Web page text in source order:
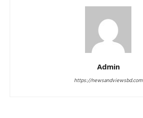
Admin
https://newsandviewsbd.com